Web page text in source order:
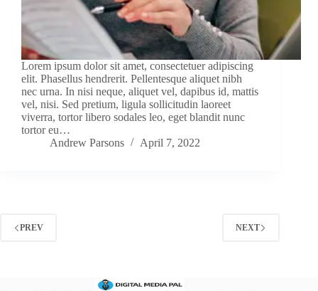
Lorem ipsum dolor sit amet, consectetuer adipiscing
elit. Phasellus hendrerit. Pellentesque aliquet nibh
nec urna. In nisi neque, aliquet vel, dapibus id, mattis
vel, nisi. Sed pretium, ligula sollicitudin laoreet
viverra, tortor libero sodales leo, eget blandit nunc
tortor eu…
Andrew Parsons
April 7, 2022
PREV NEXT